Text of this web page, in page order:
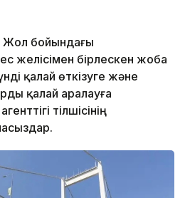
Жол бойындағы
желісімен бірлескен жоба
қалай өткізуге және
қалай аралауға
тілшісінің